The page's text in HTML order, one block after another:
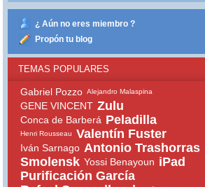
¿ Aún no eres miembro ?
Propón tu blog
TEMAS POPULARES
Gabriel Pozzo Alejandro Malaspina
GENE VINCENT Zulu
Conca de Barberá Peladilla
Henri Rousseau Valentín Fuster
Iván Sarnago Antonio Trashorras
Smolensk Yossi Benayoun iPad
Purificación García